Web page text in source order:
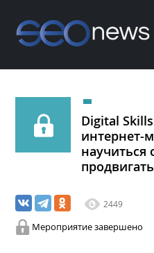
Digital
интернет-
научиться
2449
Мероприятие завершено